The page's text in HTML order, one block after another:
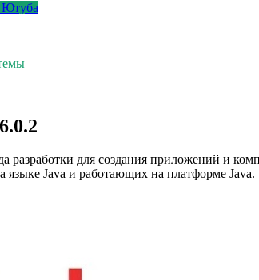
Ютуба
разработки для создания приложений и
Java и работающих на платформе Java.